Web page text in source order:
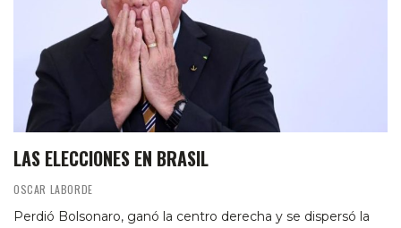
LAS ELECCIONES EN BRASIL
OSCAR LABORDE
Perdió Bolsonaro, ganó la centro derecha y se dispersó la